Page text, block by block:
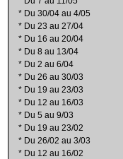
* Du 30/04 au 4/05
* Du 23 au 27/04
* Du 16 au 20/04
* Du 8 au 13/04
* Du 2 au 6/04
* Du 26 au 30/03
* Du 19 au 23/03
* Du 12 au 16/03
* Du 5 au 9/03
* Du 19 au 23/02
* Du 26/02 au 3/03
* Du 12 au 16/02